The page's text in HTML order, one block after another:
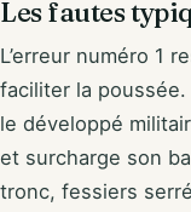
Les fautes
L’erreur numéro 1
faciliter la
le développé
et surcharge son
tronc, fessiers